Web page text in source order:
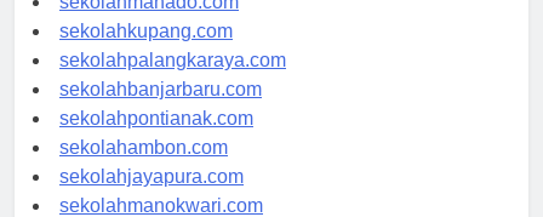
sekolahmanado.com
sekolahkupang.com
sekolahpalangkaraya.com
sekolahbanjarbaru.com
sekolahpontianak.com
sekolahambon.com
sekolahjayapura.com